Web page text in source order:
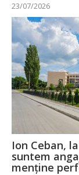
23/07/2026
Ion Ceban,
suntem
menține